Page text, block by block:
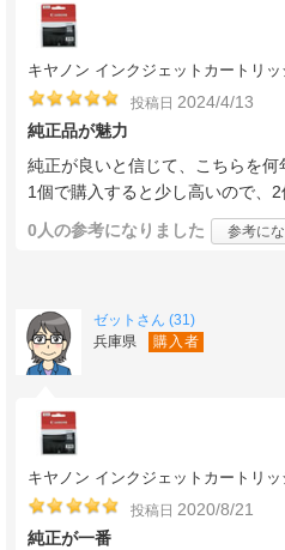
キヤノン インクジェットカートリ
投稿日 2024/4/13
純正品が魅力
純正が良いと信じて、こちらを何
1個で購入すると少し高いので、2
0人の参考になりました 参考に
ゼットさん (31)
兵庫県
購入者
キヤノン インクジェットカートリ
投稿日 2020/8/21
純正が一番